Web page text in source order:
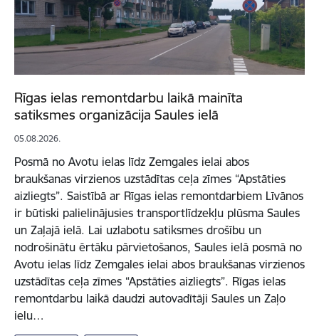
Rīgas ielas remontdarbu laikā mainīta
satiksmes organizācija Saules ielā
05.08.2026.
Posmā no Avotu ielas līdz Zemgales ielai abos
braukšanas virzienos uzstādītas ceļa zīmes “Apstāties
aizliegts”. Saistībā ar Rīgas ielas remontdarbiem Līvānos
ir būtiski palielinājusies transportlīdzekļu plūsma Saules
un Zaļajā ielā. Lai uzlabotu satiksmes drošību un
nodrošinātu ērtāku pārvietošanos, Saules ielā posmā no
Avotu ielas līdz Zemgales ielai abos braukšanas virzienos
uzstādītas ceļa zīmes “Apstāties aizliegts”. Rīgas ielas
remontdarbu laikā daudzi autovadītāji Saules un Zaļo
ielu…